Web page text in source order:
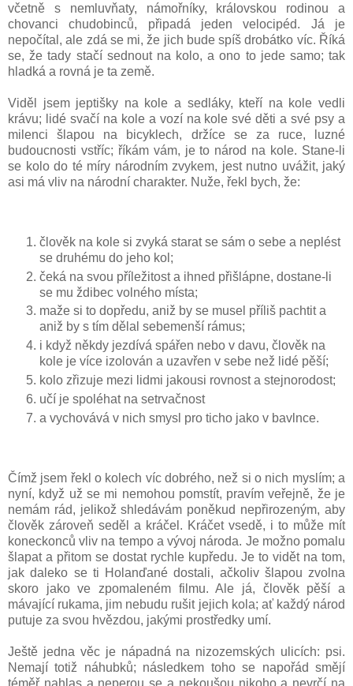
včetně s nemluvňaty, námořníky, královskou rodinou a
chovanci chudobinců, připadá jeden velocipéd. Já je
nepočítal, ale zdá se mi, že jich bude spíš drobátko víc. Říká
se, že tady stačí sednout na kolo, a ono to jede samo; tak
hladká a rovná je ta země.
Viděl jsem jeptišky na kole a sedláky, kteří na kole vedli
krávu; lidé svačí na kole a vozí na kole své děti a své psy a
milenci šlapou na bicyklech, držíce se za ruce, luzné
budoucnosti vstříc; říkám vám, je to národ na kole. Stane-li
se kolo do té míry národním zvykem, jest nutno uvážit, jaký
asi má vliv na národní charakter. Nuže, řekl bych, že:
člověk na kole si zvyká starat se sám o sebe a neplést
se druhému do jeho kol;
čeká na svou příležitost a ihned přišlápne, dostane-li
se mu ždibec volného místa;
maže si to dopředu, aniž by se musel příliš pachtit a
aniž by s tím dělal sebemenší rámus;
i když někdy jezdívá spářen nebo v davu, člověk na
kole je více izolován a uzavřen v sebe než lidé pěší;
kolo zřizuje mezi lidmi jakousi rovnost a stejnorodost;
učí je spoléhat na setrvačnost
a vychovává v nich smysl pro ticho jako v bavlnce.
Čímž jsem řekl o kolech víc dobrého, než si o nich myslím; a
nyní, když už se mi nemohou pomstít, pravím veřejně, že je
nemám rád, jelikož shledávám poněkud nepřirozeným, aby
člověk zároveň seděl a kráčel. Kráčet vsedě, i to může mít
koneckonců vliv na tempo a vývoj národa. Je možno pomalu
šlapat a přitom se dostat rychle kupředu. Je to vidět na tom,
jak daleko se ti Holanďané dostali, ačkoliv šlapou zvolna
skoro jako ve zpomaleném filmu. Ale já, člověk pěší a
mávající rukama, jim nebudu rušit jejich kola; ať každý národ
putuje za svou hvězdou, jakými prostředky umí.
Ještě jedna věc je nápadná na nizozemských ulicích: psi.
Nemají totiž náhubků; následkem toho se napořád smějí